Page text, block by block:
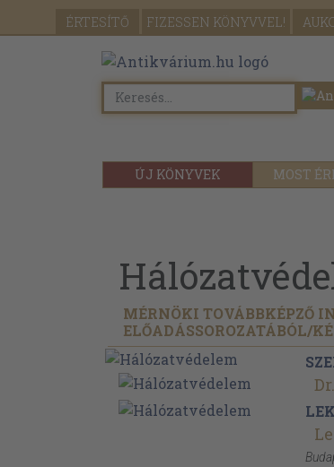
ÉRTESÍTŐ FIZESSEN KÖNYVVEL!
ÚJ KÖNYVEK MOST
MÉRNÖKI TOVÁBBKÉPZŐ
ELŐADÁSSOROZATÁBÓL/